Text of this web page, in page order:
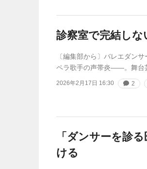
診察室で完結し
〔編集部から〕バレエダン
ペラ歌手の声帯炎――。舞台
2026年2月17日 16:30 2
「ダンサーを診
ける